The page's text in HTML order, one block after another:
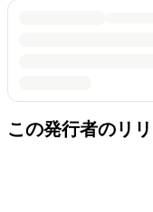
この発行者のリ